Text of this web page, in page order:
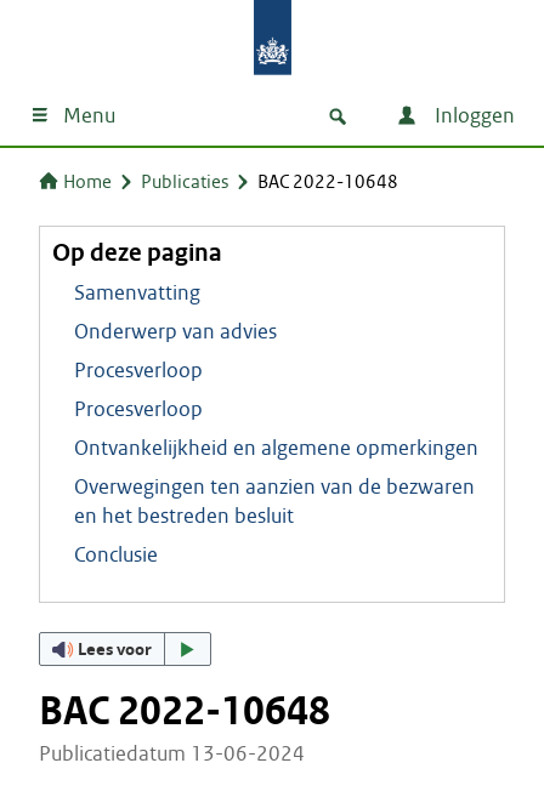
Menu Inloggen
Home Publicaties BAC 2022-10648
Op deze pagina
Samenvatting
Onderwerp van advies
Procesverloop
Procesverloop
Ontvankelijkheid en algemene opmerkingen
Overwegingen ten aanzien van de bezwaren
en het bestreden besluit
Conclusie
Lees voor
BAC 2022-10648
Publicatiedatum 13-06-2024